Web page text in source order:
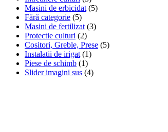
Masini de erbicidat (5)
Fără categorie (5)
Masini de fertilizat (3)
Protectie culturi (2)
Cositori, Greble, Prese (5)
Instalatii de irigat (1)
Piese de schimb (1)
Slider imagini sus (4)